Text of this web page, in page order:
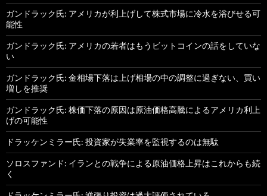
ガンドラック氏: アメリカが利上げして株式市場に冷水を浴びせる可
能性
ガンドラック氏: アメリカの若者はもうビットコインの話をしていな
い
ガンドラック氏: 金相場下落は上げ相場の中の調整に過ぎない、買い
増しを推奨
ガンドラック氏: 株価下落の原因は原油価格高騰によるアメリカ利上
げの可能性
ドラッケンミラー氏: 投資家が失業率を監視するのは無駄
ソロスファンド: イランとの戦争による原油価格上昇はこれからも続
く